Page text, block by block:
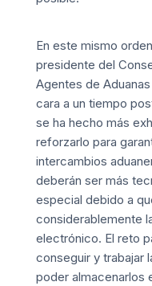
En este mismo
presidente del
Agentes de
cara a un tiempo
se ha hecho más
reforzarlo para
intercambios
deberán ser más
especial debido a
considerablemente
electrónico. El reto
conseguir y trabajar
poder almacenarlos